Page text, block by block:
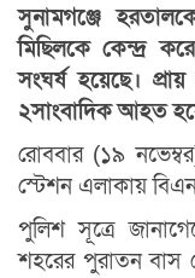
সুনামগঞ্জে
মিছিলকে কেন্দ্র
সংঘর্ষ হয়েছে।
২সাংবাদিক আহত
রোববার (১৯
স্টেশন এলাকায়
পুলিশ সূত্রে
শহরের পুরাতন বাস